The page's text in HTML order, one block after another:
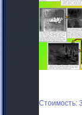
Стоимость: